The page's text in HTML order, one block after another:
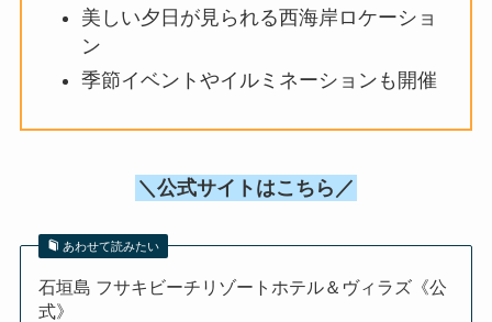
美しい夕日が見られる西海岸ロケーショ
ン
季節イベントやイルミネーションも開催
＼公式サイトはこちら／
あわせて読みたい
石垣島 フサキビーチリゾートホテル＆ヴィラズ《公
式》